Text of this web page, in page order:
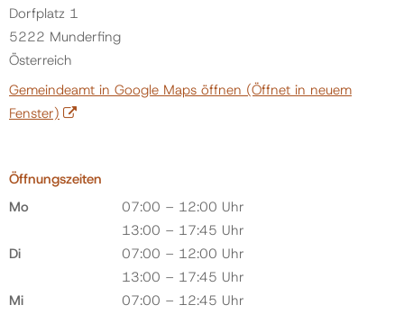
Dorfplatz 1
5222 Munderfing
Österreich
Gemeindeamt in Google Maps öffnen (Öffnet in neuem
Fenster)
Öffnungszeiten
Mo
07:00 – 12:00 Uhr
13:00 – 17:45 Uhr
Di
07:00 – 12:00 Uhr
13:00 – 17:45 Uhr
Mi
07:00 – 12:45 Uhr